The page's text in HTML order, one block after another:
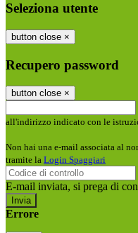
Seleziona utente
button close ×
Recupero password
button close ×
all'indirizzo indicato con le
Non hai una e-mail associata al
tramite la Login Spaggiari
E-mail inviata, si prega di
Errore